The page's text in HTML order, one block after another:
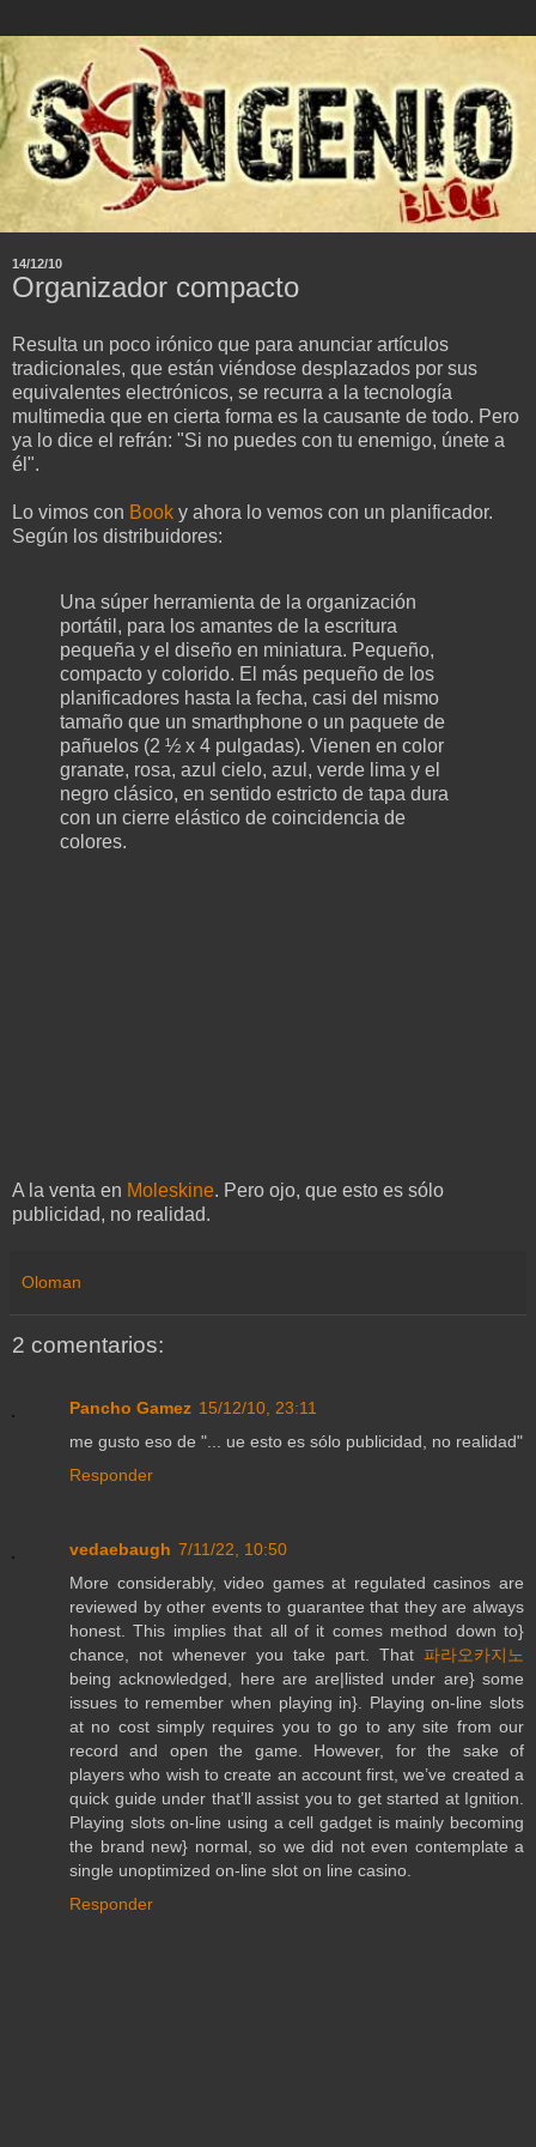
14/12/10
Organizador compacto
Resulta un poco irónico que para anunciar artículos
tradicionales, que están viéndose desplazados por sus
equivalentes electrónicos, se recurra a la tecnología
multimedia que en cierta forma es la causante de todo. Pero
ya lo dice el refrán: "Si no puedes con tu enemigo, únete a
él".
Lo vimos con Book y ahora lo vemos con un planificador.
Según los distribuidores:
Una súper herramienta de la organización
portátil, para los amantes de la escritura
pequeña y el diseño en miniatura. Pequeño,
compacto y colorido. El más pequeño de los
planificadores hasta la fecha, casi del mismo
tamaño que un smarthphone o un paquete de
pañuelos (2 ½ x 4 pulgadas). Vienen en color
granate, rosa, azul cielo, azul, verde lima y el
negro clásico, en sentido estricto de tapa dura
con un cierre elástico de coincidencia de
colores.
A la venta en Moleskine. Pero ojo, que esto es sólo
publicidad, no realidad.
Oloman
2 comentarios:
Pancho Gamez 15/12/10, 23:11
me gusto eso de "... ue esto es sólo publicidad, no realidad"
Responder
vedaebaugh 7/11/22, 10:50
More considerably, video games at regulated casinos are
reviewed by other events to guarantee that they are always
honest. This implies that all of it comes method down to}
chance, not whenever you take part. That 파라오카지노
being acknowledged, here are are|listed under are} some
issues to remember when playing in}. Playing on-line slots
at no cost simply requires you to go to any site from our
record and open the game. However, for the sake of
players who wish to create an account first, we’ve created a
quick guide under that’ll assist you to get started at Ignition.
Playing slots on-line using a cell gadget is mainly becoming
the brand new} normal, so we did not even contemplate a
single unoptimized on-line slot on line casino.
Responder